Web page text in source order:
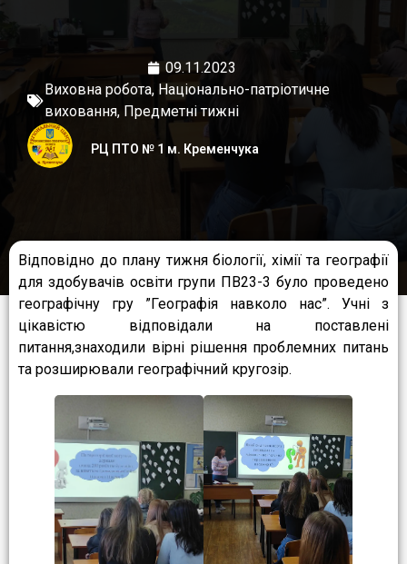
09.11.2023
Виховна робота, Національно-патріотичне
виховання, Предметні тижні
РЦ ПТО № 1 м. Кременчука
Відповідно до плану тижня біології, хімії та географії
для здобувачів освіти групи ПВ23-3 було проведено
географічну гру ”Географія навколо нас”. Учні з
цікавістю відповідали на поставлені
питання,знаходили вірні рішення проблемних питань
та розширювали географічний кругозір.